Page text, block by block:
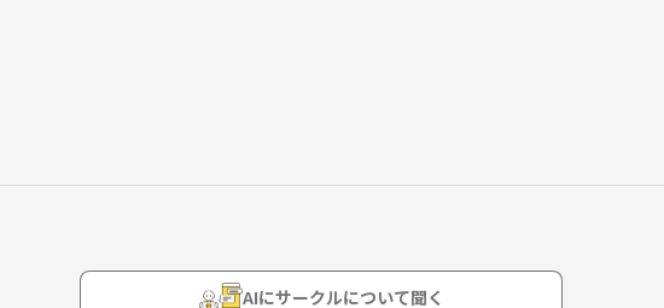
国際的なUFO学（Ufology）を学び、現実問題としてUFOへの理解を深めるサークル
ークルとして北海道/全国に活動の輪を広げ、より多くの人にUFOと科学の素晴らし
AIにサークルについて聞く